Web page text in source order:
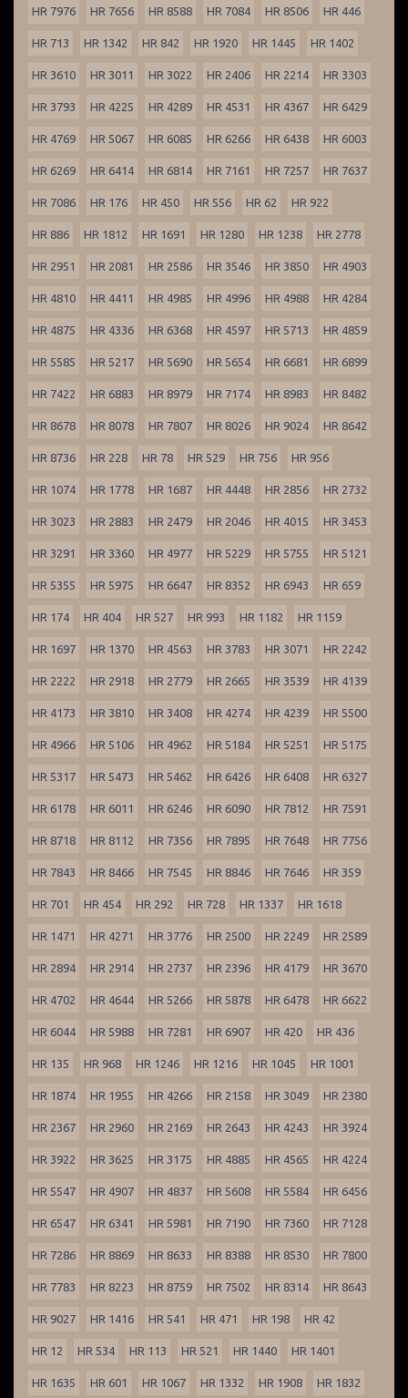
HR 7976 HR 7656 HR 8588 HR 7084 HR 8506 HR 446
HR 713 HR 1342 HR 842 HR 1920 HR 1445 HR 1402
HR 3610 HR 3011 HR 3022 HR 2406 HR 2214 HR 3303
HR 3793 HR 4225 HR 4289 HR 4531 HR 4367 HR 6429
HR 4769 HR 5067 HR 6085 HR 6266 HR 6438 HR 6003
HR 6269 HR 6414 HR 6814 HR 7161 HR 7257 HR 7637
HR 7086 HR 176 HR 450 HR 556 HR 62 HR 922
HR 886 HR 1812 HR 1691 HR 1280 HR 1238 HR 2778
HR 2951 HR 2081 HR 2586 HR 3546 HR 3850 HR 4903
HR 4810 HR 4411 HR 4985 HR 4996 HR 4988 HR 4284
HR 4875 HR 4336 HR 6368 HR 4597 HR 5713 HR 4859
HR 5585 HR 5217 HR 5690 HR 5654 HR 6681 HR 6899
HR 7422 HR 6883 HR 8979 HR 7174 HR 8983 HR 8482
HR 8678 HR 8078 HR 7807 HR 8026 HR 9024 HR 8642
HR 8736 HR 228 HR 78 HR 529 HR 756 HR 956
HR 1074 HR 1778 HR 1687 HR 4448 HR 2856 HR 2732
HR 3023 HR 2883 HR 2479 HR 2046 HR 4015 HR 3453
HR 3291 HR 3360 HR 4977 HR 5229 HR 5755 HR 5121
HR 5355 HR 5975 HR 6647 HR 8352 HR 6943 HR 659
HR 174 HR 404 HR 527 HR 993 HR 1182 HR 1159
HR 1697 HR 1370 HR 4563 HR 3783 HR 3071 HR 2242
HR 2222 HR 2918 HR 2779 HR 2665 HR 3539 HR 4139
HR 4173 HR 3810 HR 3408 HR 4274 HR 4239 HR 5500
HR 4966 HR 5106 HR 4962 HR 5184 HR 5251 HR 5175
HR 5317 HR 5473 HR 5462 HR 6426 HR 6408 HR 6327
HR 6178 HR 6011 HR 6246 HR 6090 HR 7812 HR 7591
HR 8718 HR 8112 HR 7356 HR 7895 HR 7648 HR 7756
HR 7843 HR 8466 HR 7545 HR 8846 HR 7646 HR 359
HR 701 HR 454 HR 292 HR 728 HR 1337 HR 1618
HR 1471 HR 4271 HR 3776 HR 2500 HR 2249 HR 2589
HR 2894 HR 2914 HR 2737 HR 2396 HR 4179 HR 3670
HR 4702 HR 4644 HR 5266 HR 5878 HR 6478 HR 6622
HR 6044 HR 5988 HR 7281 HR 6907 HR 420 HR 436
HR 135 HR 968 HR 1246 HR 1216 HR 1045 HR 1001
HR 1874 HR 1955 HR 4266 HR 2158 HR 3049 HR 2380
HR 2367 HR 2960 HR 2169 HR 2643 HR 4243 HR 3924
HR 3922 HR 3625 HR 3175 HR 4885 HR 4565 HR 4224
HR 5547 HR 4907 HR 4837 HR 5608 HR 5584 HR 6456
HR 6547 HR 6341 HR 5981 HR 7190 HR 7360 HR 7128
HR 7286 HR 8869 HR 8633 HR 8388 HR 8530 HR 7800
HR 7783 HR 8223 HR 8759 HR 7502 HR 8314 HR 8643
HR 9027 HR 1416 HR 541 HR 471 HR 198 HR 42
HR 12 HR 534 HR 113 HR 521 HR 1440 HR 1401
HR 1635 HR 601 HR 1067 HR 1332 HR 1908 HR 1832